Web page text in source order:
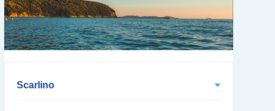
Scarlino